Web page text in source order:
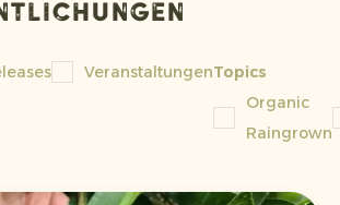
VeranstaltungenTopics
Organic
Raingrown